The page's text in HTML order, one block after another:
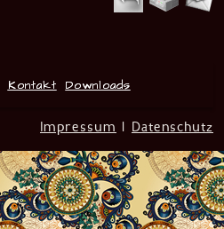
Kontakt Downloads
Impressum | Datenschutz